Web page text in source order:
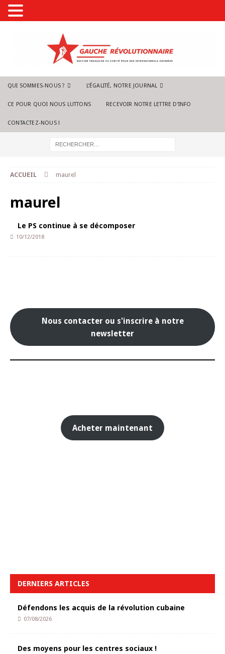
QUI SOMMES-NOUS ? L’ÉGALITÉ, NOTRE JOURNAL
CE POUR QUOI NOUS LUTTONS RECEVOIR NOTRE LETTRE D’INFO
CONTACTEZ-NOUS !
ACCUEIL maurel
maurel
Le PS continue à se décomposer
10/12/2018
Nous contacter ou s'inscrire à notre
newsletter
Acheter maintenant
DERNIERS ARTICLES
Défendons les acquis de la révolution cubaine
07/08/2026
Des moyens pour les centres sociaux !